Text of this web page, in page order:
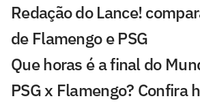
Redação do Lance!
de Flamengo e PSG
Que horas é a final do
PSG x Flamengo? Confira